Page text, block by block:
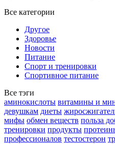
Все категории
Другое
Здоровье
Новости
Питание
Спорт и тренировки
Спортивное питание
Все тэги
аминокислоты витамины и
девушкам диеты
мифы обмен веществ польза
тренировки продукты
профессионалов тестостерон